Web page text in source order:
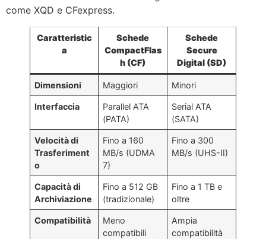
come XQD e CFexpress.
Caratteristic
a
Schede
CompactFlas
h (CF)
Schede
Secure
Digital (SD)
Dimensioni Maggiori Minori
Interfaccia
Parallel ATA
(PATA)
Serial ATA
(SATA)
Velocità di
Trasferiment
o
Fino a 160
MB/s (UDMA
7)
Fino a 300
MB/s (UHS-II)
Capacità di
Archiviazione
Fino a 512 GB
(tradizionale)
Fino a 1 TB e
oltre
Compatibilità
Meno
compatibili
Ampia
compatibilità